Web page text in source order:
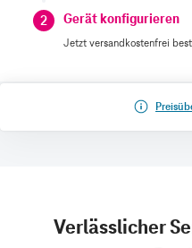
2 Gerät konfigurieren
Jetzt versandkostenfrei